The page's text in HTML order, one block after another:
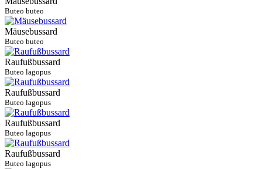
Buteo buteo
Mäusebussard
Buteo buteo
Raufußbussard
Buteo lagopus
Raufußbussard
Buteo lagopus
Raufußbussard
Buteo lagopus
Raufußbussard
Buteo lagopus